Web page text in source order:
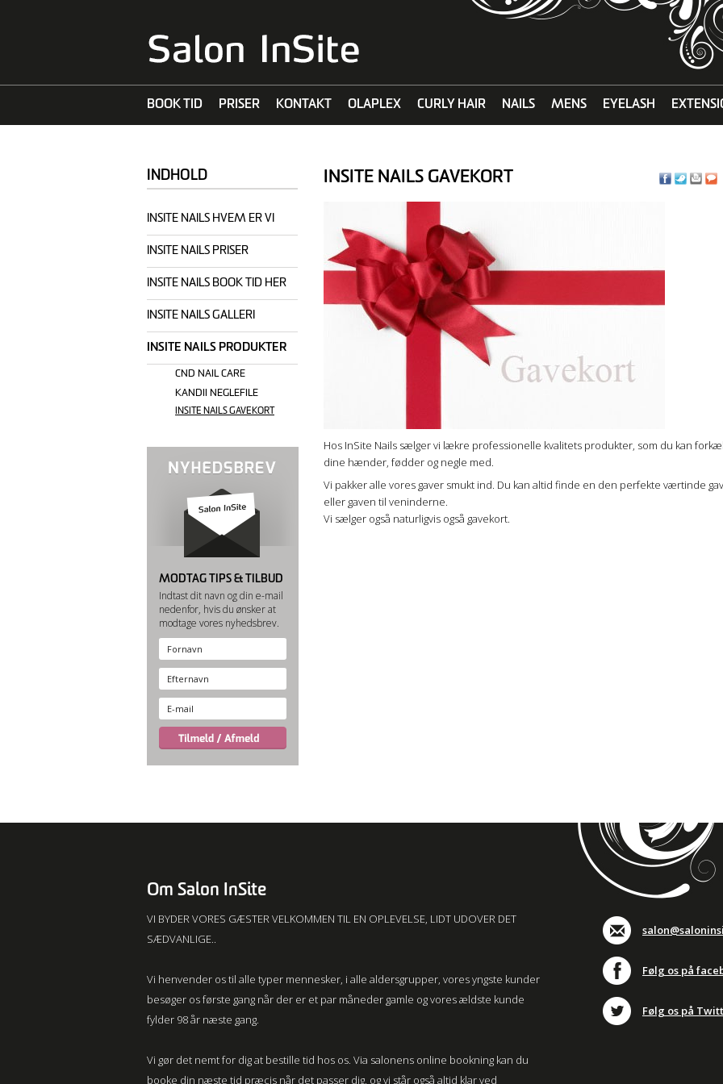
BOOK TID PRISER KONTAKT OLAPLEX CURLY HAIR NAILS MENS EYELASH
INDHOLD
INSITE NAILS HVEM ER VI
INSITE NAILS PRISER
INSITE NAILS BOOK TID HER
INSITE NAILS GALLERI
INSITE NAILS PRODUKTER
CND NAIL CARE
KANDII NEGLEFILE
INSITE NAILS GAVEKORT
MODTAG TIPS & TILBUD
Indtast dit navn og din e-mail
nedenfor, hvis du ønsker at
modtage vores nyhedsbrev.
INSITE NAILS GAVEKORT
Hos InSite Nails sælger vi lækre professionelle kvalitets produkter, som du kan
dine hænder, fødder og negle med.
Vi pakker alle vores gaver smukt ind. Du kan altid finde en den perfekte værtinde
eller gaven til veninderne.
Vi sælger også naturligvis også gavekort.
Om Salon InSite
VI BYDER VORES GÆSTER VELKOMMEN TIL EN OPLEVELSE, LIDT UDOVER DET
SÆDVANLIGE..
Vi henvender os til alle typer mennesker, i alle aldersgrupper, vores yngste kunder
besøger os første gang når der er et par måneder gamle og vores ældste kunde
fylder 98 år næste gang.
Vi gør det nemt for dig at bestille tid hos os. Via salonens online bookning kan du
booke din næste tid præcis når det passer dig, og vi står også altid klar ved
Følg os på
Følg os på